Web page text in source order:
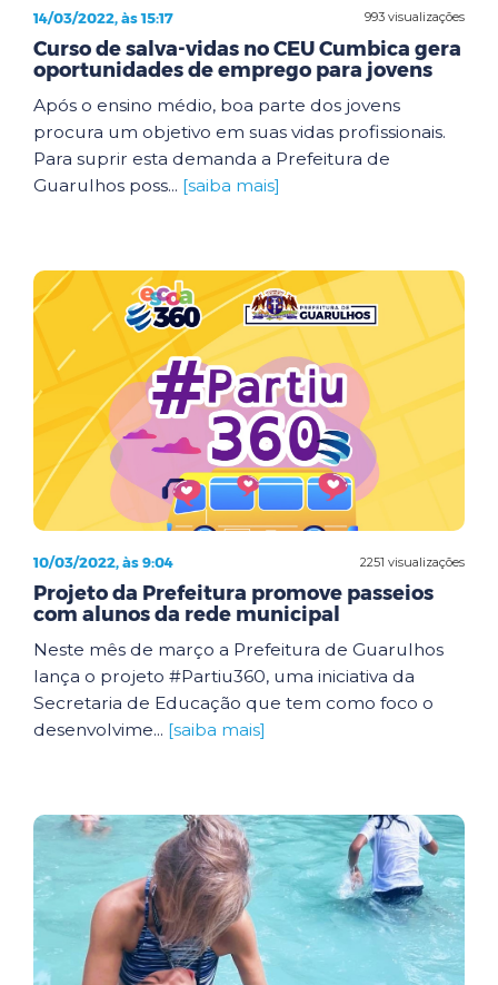
993 visualizações
14/03/2022, às 15:17
Curso de salva-vidas no CEU Cumbica gera
oportunidades de emprego para jovens
Após o ensino médio, boa parte dos jovens
procura um objetivo em suas vidas profissionais.
Para suprir esta demanda a Prefeitura de
Guarulhos poss... [saiba mais]
2251 visualizações
10/03/2022, às 9:04
Projeto da Prefeitura promove passeios
com alunos da rede municipal
Neste mês de março a Prefeitura de Guarulhos
lança o projeto #Partiu360, uma iniciativa da
Secretaria de Educação que tem como foco o
desenvolvime... [saiba mais]